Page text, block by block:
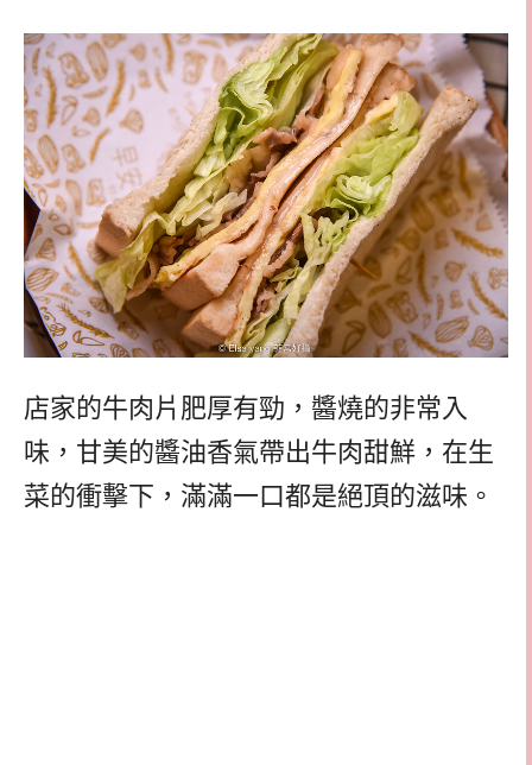
店家的牛肉片肥厚有勁，醬燒的非常入
味，甘美的醬油香氣帶出牛肉甜鮮，在生
菜的衝擊下，滿滿一口都是絕頂的滋味。